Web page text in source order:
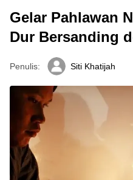
Gelar Pahlawan
Dur Bersanding
Penulis: Siti Khatijah